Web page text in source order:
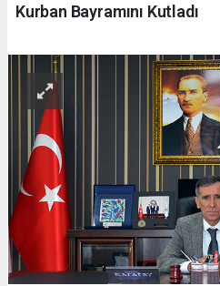
Kurban Bayramını Kutladı